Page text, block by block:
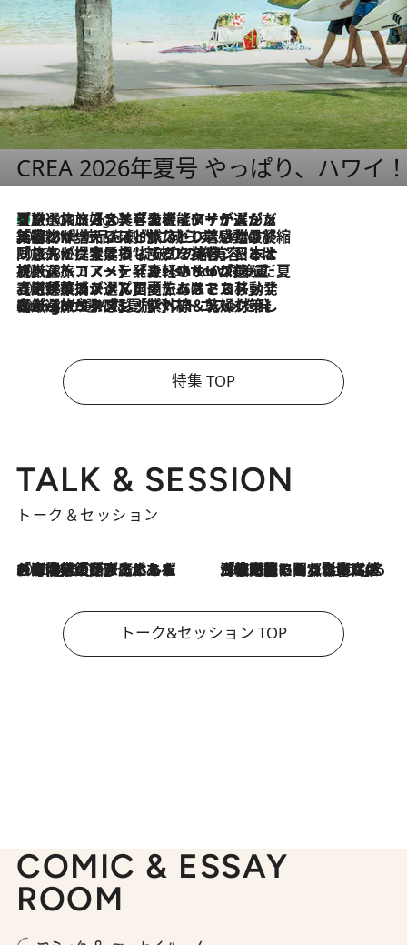
CREA 2026年夏号 やっぱり、ハワイ
7 Hours Ago
【厳選旅コスメ】「多機能アイテムがメイン！」旅好き美容エディターが選んだ夏旅ベストコスメを発表【Mサイズジップ】
2026.8.6
「荷物が増えるほど旅ストレスは増す」美容ジャーナリストがたどり着いた最終結論。“化粧品を劇的に減らす”感動の凝縮美容とは
2026.8.6
「旅先には金髪ウィッグを持参」日本と同じメイクでは損してる!? 美容ジャーナリストが提案する“掟破りの旅美容”とは
2026.8.6
【厳選旅コスメ】「身軽さ＆UV対策重視！」ヘアアーティストshucoが選んだ夏旅ベストコスメを発表【Mサイズジップ】
2026.8.5
【厳選旅コスメ】国内をあちこち移動する河井菜摘が選んだ夏旅ベストコスメ発表！「リラックスアイテムはマスト」【Mサイズジップ】
2026.8.4
【厳選旅コスメ】「紫外線＆乾燥対策しながらメイク感も！」ヘア＆メイクGeorgeが選んだ夏旅ベストコスメを発表！【Mサイズジップ】
特集 TOP
TALK & SESSION
トーク＆セッション
2026.8.3
「今後値上げがあるとすれば…」「リスクがあるのは今年の冬」エネルギー専門家が語る、ホルムズ海峡封鎖が家庭にもたらす“ある心配” 2026.8.3
「住宅建てられない…」「サーチャージ料の高値が続いている」ホルムズ海峡封鎖による影響はいつまで続く？《エネルギー専門家に聞く“どうなる日本の暮らし”》
トーク&セッション TOP
COMIC & ESSAY
ROOM